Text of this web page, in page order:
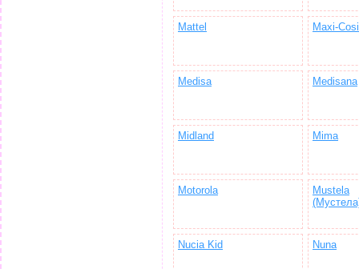
Mattel Maxi-
Medisa Medisana
Midland Mima
Motorola
Mustela
Nucia Kid Nuna